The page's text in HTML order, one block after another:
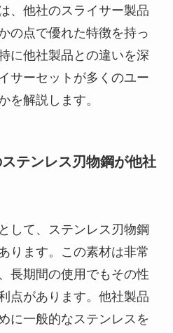
、他社のスライサー製品
の点で優れた特徴を持っ
に他社製品との違いを深
サーセットが多くのユー
を解説します。
テンレス刃物鋼が他社
して、ステンレス刃物鋼
ります。この素材は非常
長期間の使用でもその性
点があります。他社製品
に一般的なステンレスを